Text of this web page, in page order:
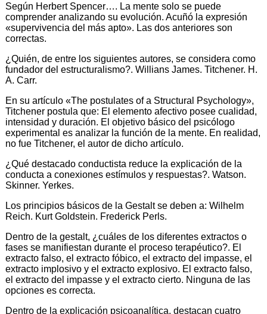
Según Herbert Spencer…. La mente solo se puede
comprender analizando su evolución. Acuñó la expresión
«supervivencia del más apto». Las dos anteriores son
correctas.
¿Quién, de entre los siguientes autores, se considera como
fundador del estructuralismo?. Willians James. Titchener. H.
A. Carr.
En su artículo «The postulates of a Structural Psychology»,
Titchener postula que: El elemento afectivo posee cualidad,
intensidad y duración. El objetivo básico del psicólogo
experimental es analizar la función de la mente. En realidad,
no fue Titchener, el autor de dicho artículo.
¿Qué destacado conductista reduce la explicación de la
conducta a conexiones estímulos y respuestas?. Watson.
Skinner. Yerkes.
Los principios básicos de la Gestalt se deben a: Wilhelm
Reich. Kurt Goldstein. Frederick Perls.
Dentro de la gestalt, ¿cuáles de los diferentes extractos o
fases se manifiestan durante el proceso terapéutico?. El
extracto falso, el extracto fóbico, el extracto del impasse, el
extracto implosivo y el extracto explosivo. El extracto falso,
el extracto del impasse y el extracto cierto. Ninguna de las
opciones es correcta.
Dentro de la explicación psicoanalítica, destacan cuatro